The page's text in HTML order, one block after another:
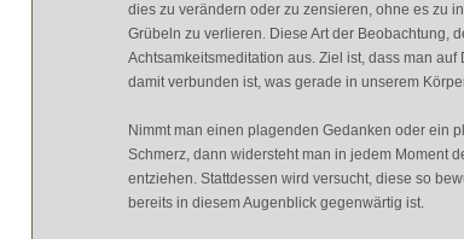
dies zu verändern oder zu zensieren, ohne es zu
Grübeln zu verlieren. Diese Art der Beobachtung,
Achtsamkeitsmeditation aus. Ziel ist, dass man
damit verbunden ist, was gerade in unserem
Nimmt man einen plagenden Gedanken oder ein
Schmerz, dann widersteht man in jedem Moment
entziehen. Stattdessen wird versucht, diese so
bereits in diesem Augenblick gegenwärtig ist.